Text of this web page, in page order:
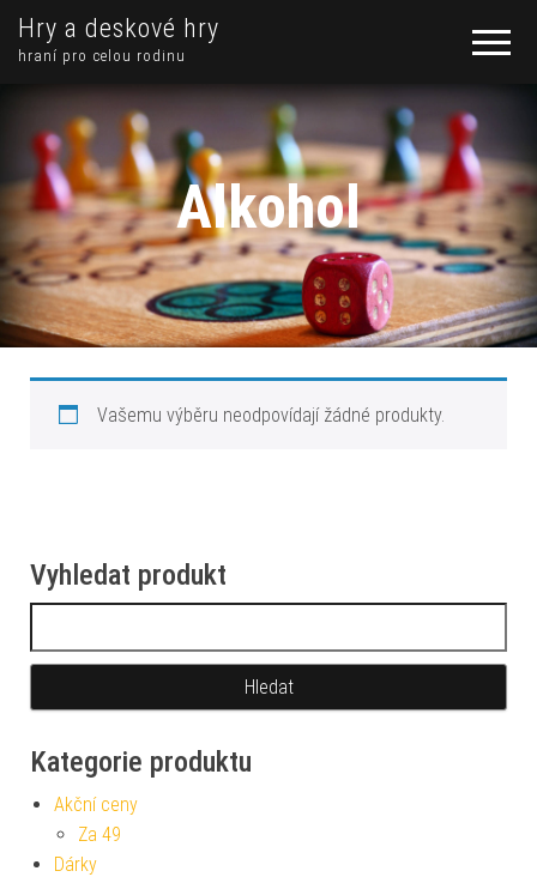
Hry a deskové hry
hraní pro celou rodinu
Alkohol
Vašemu výběru neodpovídají žádné produkty.
Vyhledat produkt
Kategorie produktu
Akční ceny
Za 49
Dárky